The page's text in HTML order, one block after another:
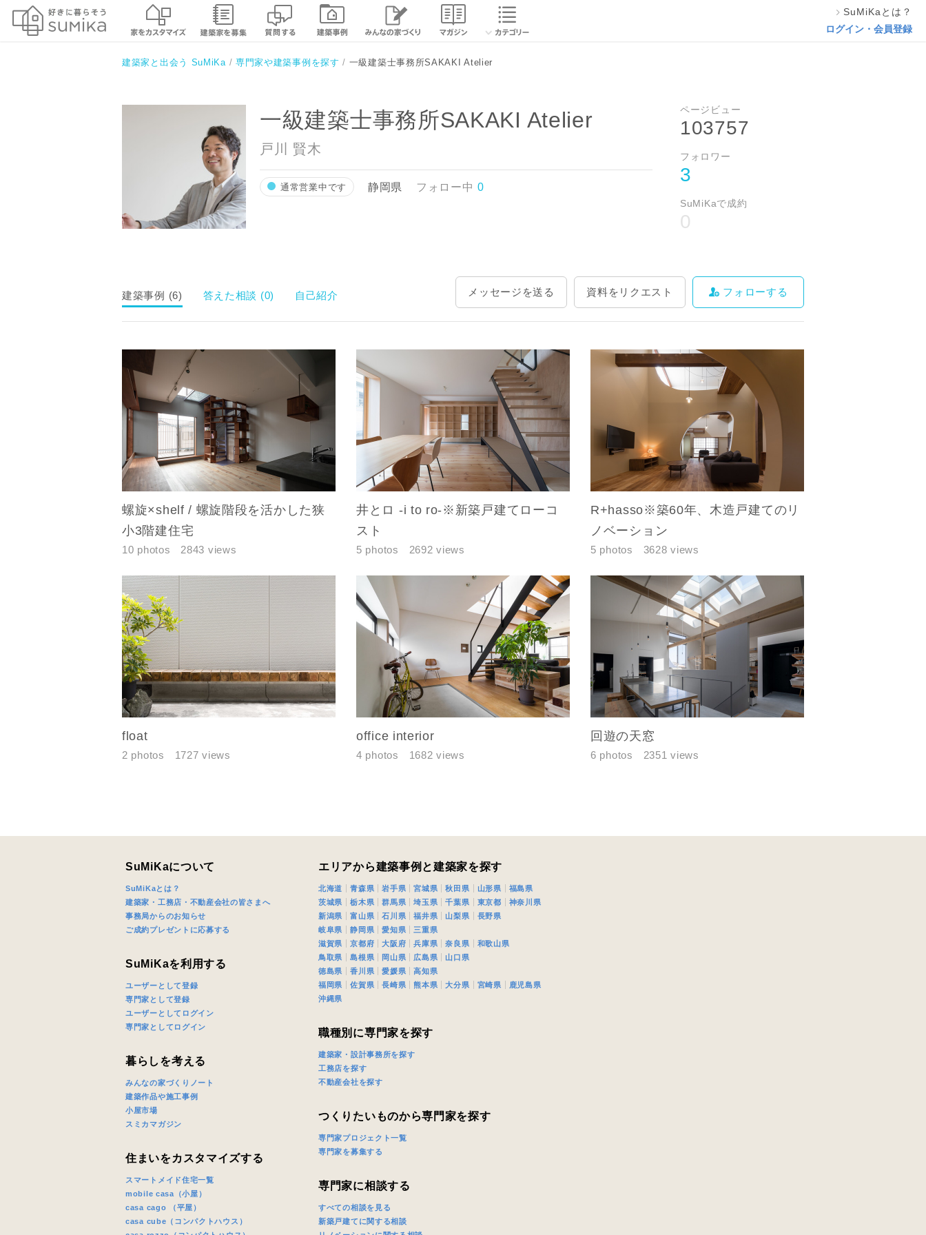
SuMiKaとは？
ログイン・会員登録
建築家と出会う SuMiKa 専門家や建築事例を探す 一級建築士事務所SAKAKI Atelier
一級建築士事務所SAKAKI Atelier 相談する
一級建築士事務所SAKAKI Atelier
戸川 賢木
通常営業中です 静岡県 フォロー中 0
ページビュー
103757
フォロワー
3
SuMiKaで成約
0
建築事例 (6) 答えた相談 (0) 自己紹介 メッセージを送る 資料をリクエスト フォローする
螺旋×shelf / 螺旋階段を活かした狭
小3階建住宅
10 photos 2843 views
井とロ -i to ro-※新築戸建てローコ
スト
5 photos 2692 views
R+hasso※築60年、木造戸建てのリ
ノベーション
5 photos 3628 views
float
2 photos 1727 views
office interior
4 photos 1682 views
回遊の天窓
6 photos 2351 views
メールアドレス
ご住所 郵便番号 -
都道府県
町名
番地、建物名
建築予定地
同居する家族構成
資料請求にあたっての注意事項
当社はお客様からいただいた個人情報を，お客様が指定された専門家へ提供すること、または当社サービ
当社は、本サービス又は利用契約に関し，お客様に発生した損害について、債務不履行責任、不法行為責
任、その他の法律上の請求原因の如何を問わず賠償の責任を負わないものとします。
当社は、お客様が本サービスを利用することにより第三者との間で生じた紛争等について一切責任を負わ
キャンセル
専門家の都合により、資料の送付が遅くなったり、送付できない場合があります。あらか
SuMiKaについて
SuMiKaとは？
建築家・工務店・不動産会社の皆さまへ
事務局からのお知らせ
ご成約プレゼントに応募する
SuMiKaを利用する
ユーザーとして登録
専門家として登録
ユーザーとしてログイン
専門家としてログイン
暮らしを考える
みんなの家づくりノート
建築作品や施工事例
小屋市場
スミカマガジン
住まいをカスタマイズする
スマートメイド住宅一覧
mobile casa（小屋）
casa cago （平屋）
casa cube（コンパクトハウス）
エリアから建築事例と建築家を探す
北海道 青森県 岩手県 宮城県 秋田県 山形県
福島県
茨城県
栃木県 群馬県 埼玉県 千葉県 東京都
神奈川県
新潟県
富山県 石川県 福井県 山梨県
長野県
岐阜県
静岡県 愛知県
三重県
滋賀県
京都府 大阪府 兵庫県 奈良県
和歌山県
鳥取県
島根県 岡山県 広島県
山口県
徳島県
香川県 愛媛県
高知県
福岡県
佐賀県 長崎県 熊本県 大分県 宮崎県
鹿児島県
沖縄県
職種別に専門家を探す
建築家・設計事務所を探す
工務店を探す
不動産会社を探す
つくりたいものから専門家を探す
専門家プロジェクト一覧
専門家を募集する
専門家に相談する
すべての相談を見る
新築戸建てに関する相談